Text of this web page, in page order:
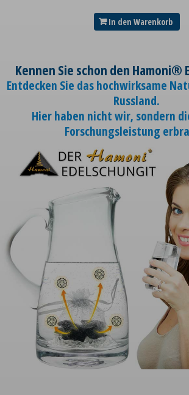
In den Warenkorb
Kennen Sie schon den Hamoni®
Entdecken Sie das hochwirksame
Russland.
Hier haben nicht wir, sondern
Forschungsleistung